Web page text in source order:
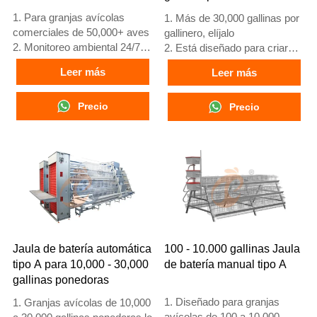
1. Para granjas avícolas
comerciales de 50,000+ aves
2. Monitoreo ambiental 24/7
3. Mejora en conversión
alimenticia del 15-20%
4. Incremento en producción
de huevos del 10%
5. Número de
+8618830120193
Leer más
Precio
1. Más de 30,000 gallinas por
gallinero, elíjalo
2. Está diseñado para criar
pollos de 12 o 16 semanas de
edad hasta gallinas
ponedoras adultas
3. Su vida útil es de más de
25 años
24 horas. El número de
WhatsApp es
+8618830120193, +234
8111199996
Leer más
Precio
Jaula de batería automática
tipo A para 10,000 - 30,000
gallinas ponedoras
1. Granjas avícolas de 10,000
100 - 10.000 gallinas Jaula
de batería manual tipo A
1. Diseñado para granjas